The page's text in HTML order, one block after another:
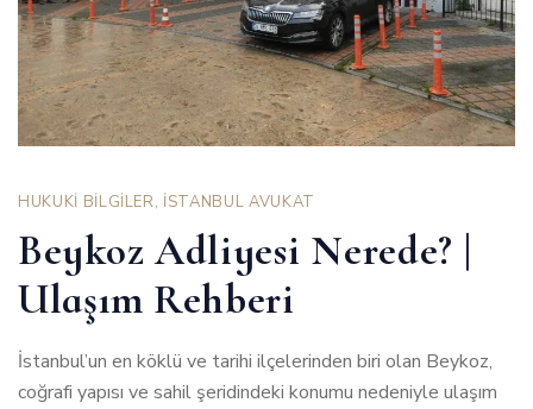
HUKUKİ BİLGİLER, İSTANBUL AVUKAT
Beykoz Adliyesi Nerede? |
Ulaşım Rehberi
İstanbul’un en köklü ve tarihi ilçelerinden biri olan Beykoz,
coğrafi yapısı ve sahil şeridindeki konumu nedeniyle ulaşım